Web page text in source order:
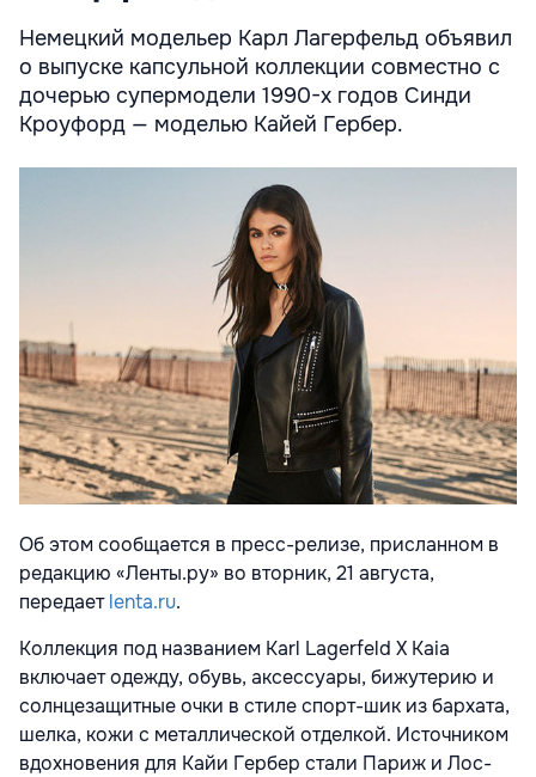
Немецкий модельер Карл Лагерфельд объявил
о выпуске капсульной коллекции совместно с
дочерью супермодели 1990-х годов Синди
Кроуфорд — моделью Кайей Гербер.
Об этом сообщается в пресс-релизе, присланном в
редакцию «Ленты.ру» во вторник, 21 августа,
передаетlenta.ru.
Коллекция под названием Karl Lagerfeld X Kaia
включает одежду, обувь, аксессуары, бижутерию и
солнцезащитные очки в стиле спорт-шик из бархата,
шелка, кожи с металлической отделкой. Источником
вдохновения для Кайи Гербер стали Париж и Лос-